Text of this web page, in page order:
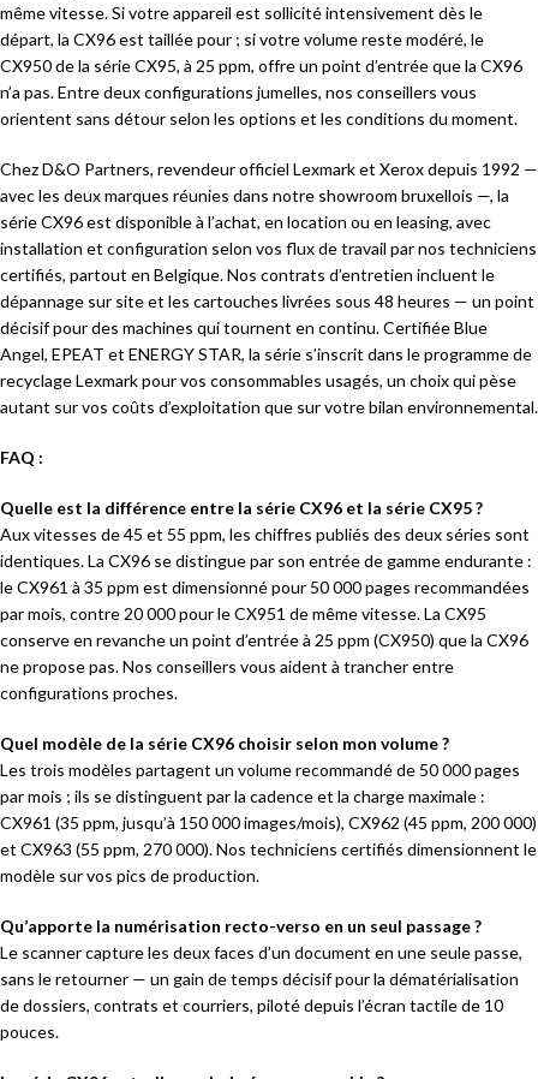
même vitesse. Si votre appareil est sollicité intensivement dès le
départ, la CX96 est taillée pour ; si votre volume reste modéré, le
CX950 de la série CX95, à 25 ppm, offre un point d’entrée que la CX96
n’a pas. Entre deux configurations jumelles, nos conseillers vous
orientent sans détour selon les options et les conditions du moment.
Chez D&O Partners, revendeur officiel Lexmark et Xerox depuis 1992 —
avec les deux marques réunies dans notre showroom bruxellois —, la
série CX96 est disponible à l’achat, en location ou en leasing, avec
installation et configuration selon vos flux de travail par nos techniciens
certifiés, partout en Belgique. Nos contrats d’entretien incluent le
dépannage sur site et les cartouches livrées sous 48 heures — un point
décisif pour des machines qui tournent en continu. Certifiée Blue
Angel, EPEAT et ENERGY STAR, la série s’inscrit dans le programme de
recyclage Lexmark pour vos consommables usagés, un choix qui pèse
autant sur vos coûts d’exploitation que sur votre bilan environnemental.
FAQ :
Quelle est la différence entre la série CX96 et la série CX95 ?
Aux vitesses de 45 et 55 ppm, les chiffres publiés des deux séries sont
identiques. La CX96 se distingue par son entrée de gamme endurante :
le CX961 à 35 ppm est dimensionné pour 50 000 pages recommandées
par mois, contre 20 000 pour le CX951 de même vitesse. La CX95
conserve en revanche un point d’entrée à 25 ppm (CX950) que la CX96
ne propose pas. Nos conseillers vous aident à trancher entre
configurations proches.
Quel modèle de la série CX96 choisir selon mon volume ?
Les trois modèles partagent un volume recommandé de 50 000 pages
par mois ; ils se distinguent par la cadence et la charge maximale :
CX961 (35 ppm, jusqu’à 150 000 images/mois), CX962 (45 ppm, 200 000)
et CX963 (55 ppm, 270 000). Nos techniciens certifiés dimensionnent le
modèle sur vos pics de production.
Qu’apporte la numérisation recto-verso en un seul passage ?
Le scanner capture les deux faces d’un document en une seule passe,
sans le retourner — un gain de temps décisif pour la dématérialisation
de dossiers, contrats et courriers, piloté depuis l’écran tactile de 10
pouces.